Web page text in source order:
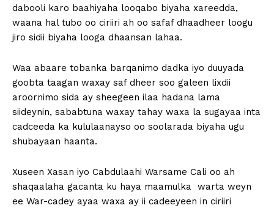
dabooli karo baahiyaha looqabo biyaha xareedda,
waana hal tubo oo ciriiri ah oo safaf dhaadheer loogu
jiro sidii biyaha looga dhaansan lahaa.
Waa abaare tobanka barqanimo dadka iyo duuyada
goobta taagan waxay saf dheer soo galeen lixdii
aroornimo sida ay sheegeen ilaa hadana lama
siideynin, sababtuna waxay tahay waxa la sugayaa inta
cadceeda ka kululaanayso oo soolarada biyaha ugu
shubayaan haanta.
Xuseen Xasan iyo Cabdulaahi Warsame Cali oo ah
shaqaalaha gacanta ku haya maamulka warta weyn
ee War-cadey ayaa waxa ay ii cadeeyeen in ciriiri